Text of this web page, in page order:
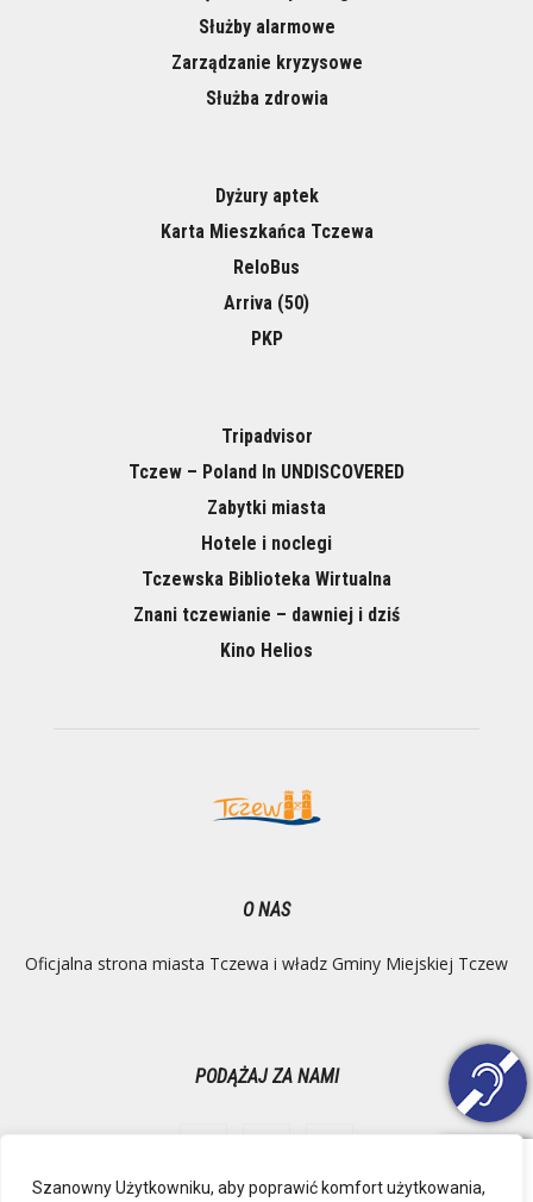
Szanowny Użytkowniku, aby poprawić komfort użytkowania,
Służby alarmowe
Zarządzanie kryzysowe
Służba zdrowia
Dyżury aptek
Karta Mieszkańca Tczewa
ReloBus
Arriva (50)
PKP
Tripadvisor
Tczew – Poland In UNDISCOVERED
Zabytki miasta
Hotele i noclegi
Tczewska Biblioteka Wirtualna
Znani tczewianie – dawniej i dziś
Kino Helios
O NAS
Oficjalna strona miasta Tczewa i władz Gminy Miejskiej Tczew
PODĄŻAJ ZA NAMI